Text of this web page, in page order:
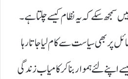
سمجھ سکے کہ یہ نظام کیسے چلتا ہے۔
پر بھی سیاست سے کام لیا جاتا رہا
لئے ہموار بنا کر کامیاب زندگی